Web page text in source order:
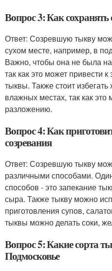
Вопрос 3: Как
Ответ: Созревшую тыкву
сухом месте, например, в
Важно, чтобы она не была
так как это может привести
тыквы. Также стоит
влажных местах, так как это
разложению.
Вопрос 4: Как
созревания
Ответ: Созревшую тыкву
различными способами.
способов - это запекание
сыра. Также тыкву можно
приготовления супов,
тыквы можно делать соки,
Вопрос 5: Какие сорта
Подмосковье